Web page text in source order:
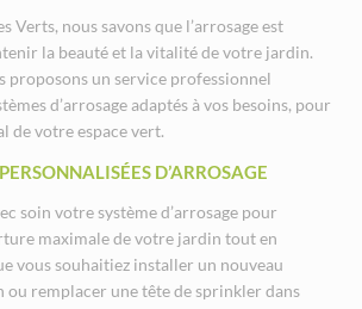
Verts, nous savons que l’arrosage est
la beauté et la vitalité de votre jardin.
proposons un service professionnel
d’arrosage adaptés à vos besoins, pour
de votre espace vert.
D’ARROSAGE
soin votre système d’arrosage pour
maximale de votre jardin tout en
vous souhaitiez installer un nouveau
ou remplacer une tête de sprinkler dans